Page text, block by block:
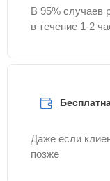
В 95% случаев
в течение 1-2
Даже если
позже